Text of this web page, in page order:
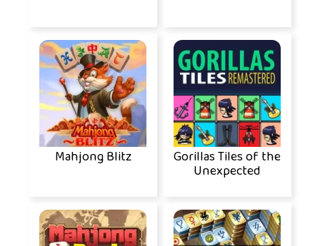
Mahjong Blitz Gorillas Tiles of the
Unexpected